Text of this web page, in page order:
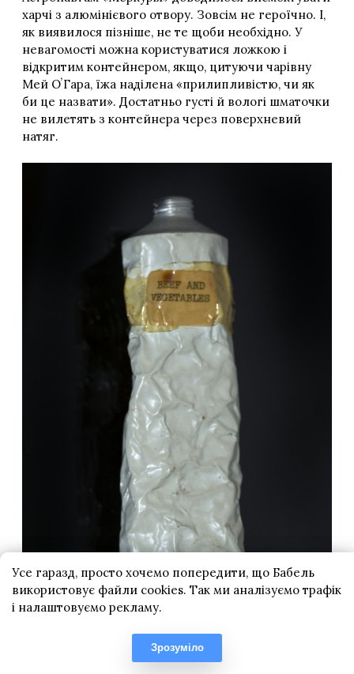
Усе гаразд, просто хочемо попередити, що Бабель
використовує файли cookies. Так ми аналізуємо трафік
і налаштовуємо рекламу.
Зрозуміло